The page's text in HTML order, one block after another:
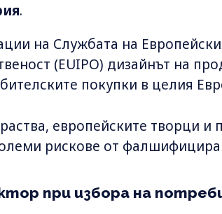
.
на Службата на
(EUIPO) дизайнът на
покупки в целия
европейските творци и
рискове от
при избора на